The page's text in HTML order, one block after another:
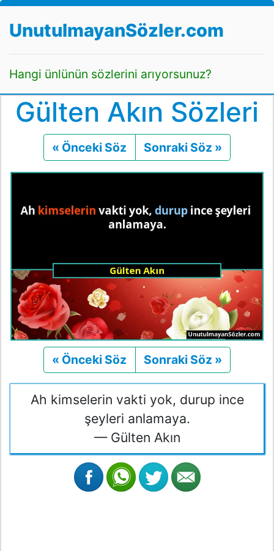
UnutulmayanSözler.com
Hangi ünlünün sözlerini arıyorsunuz?
Gülten Akın Sözleri
« Önceki Söz Önceki
Sonraki Söz »
« Önceki Söz Önceki
Sonraki Söz »
Ah kimselerin vakti yok, durup ince
şeyleri anlamaya.
— Gülten Akın